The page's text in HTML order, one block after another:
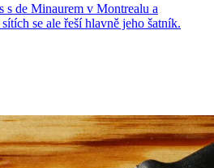
s de Minaurem v Montrealu a
se ale řeší hlavně jeho šatník.